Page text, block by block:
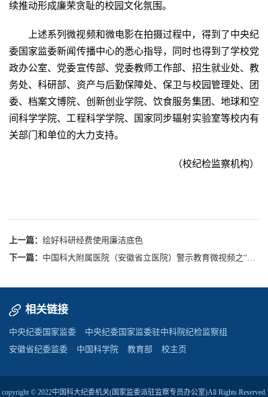
续推动形成廉荣贪耻的校园文化氛围。
上述系列微视频和微电影在拍摄过程中，得到了中央纪
委国家监委新闻传播中心的悉心指导，同时也得到了学校党
政办公室、党委宣传部、党委教师工作部、招生就业处、教
务处、科研部、资产与后勤保障处、保卫与校园管理处、团
委、档案文博院、创新创业学院、饮食服务集团、地球和空
间科学学院、工程科学学院、国家同步辐射实验室等校内有
关部门和单位的大力支持。
（校纪检监察机构）
上一篇： 绘好科研经费使用廉洁底色
下一篇： 中国科大附属医院（安徽省立医院）警示教育微视频之“投标莫投机”
相关链接
中央纪委国家监委
中央纪委国家监委驻中科院纪检监察组
安徽省纪委监委
中国科学院 教育部 校主页
copyright © 2022中国科大纪委机关(国家监委派驻监察专员办公室)All Rights Reserved.